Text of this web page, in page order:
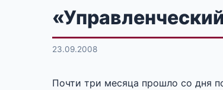
23.09.2008
Почти три месяца прошло со дня